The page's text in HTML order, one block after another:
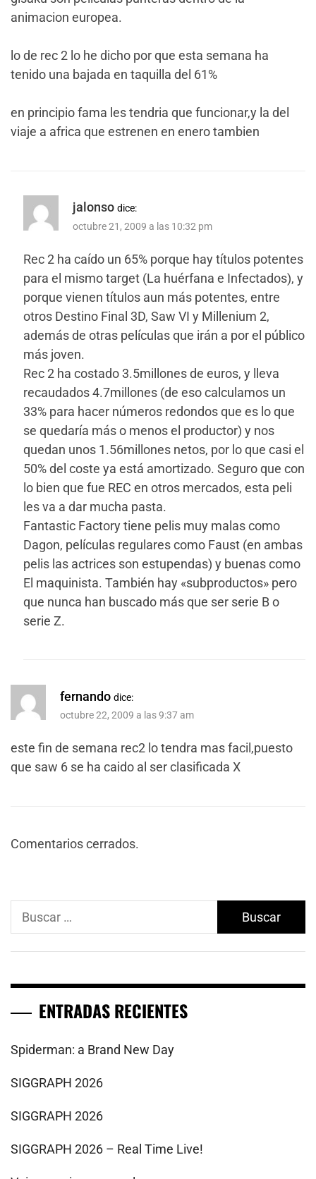
animacion europea.
lo de rec 2 lo he dicho por que esta semana ha
tenido una bajada en taquilla del 61%
en principio fama les tendria que funcionar,y la del
viaje a africa que estrenen en enero tambien
jalonso dice:
octubre 21, 2009 a las 10:32 pm
Rec 2 ha caído un 65% porque hay títulos potentes
para el mismo target (La huérfana e Infectados), y
porque vienen títulos aun más potentes, entre
otros Destino Final 3D, Saw VI y Millenium 2,
además de otras películas que irán a por el público
más joven.
Rec 2 ha costado 3.5millones de euros, y lleva
recaudados 4.7millones (de eso calculamos un
33% para hacer números redondos que es lo que
se quedaría más o menos el productor) y nos
quedan unos 1.56millones netos, por lo que casi el
50% del coste ya está amortizado. Seguro que con
lo bien que fue REC en otros mercados, esta peli
les va a dar mucha pasta.
Fantastic Factory tiene pelis muy malas como
Dagon, películas regulares como Faust (en ambas
pelis las actrices son estupendas) y buenas como
El maquinista. También hay «subproductos» pero
que nunca han buscado más que ser serie B o
serie Z.
fernando dice:
octubre 22, 2009 a las 9:37 am
este fin de semana rec2 lo tendra mas facil,puesto
que saw 6 se ha caido al ser clasificada X
Comentarios cerrados.
Buscar:
ENTRADAS RECIENTES
Spiderman: a Brand New Day
SIGGRAPH 2026
SIGGRAPH 2026
SIGGRAPH 2026 – Real Time Live!